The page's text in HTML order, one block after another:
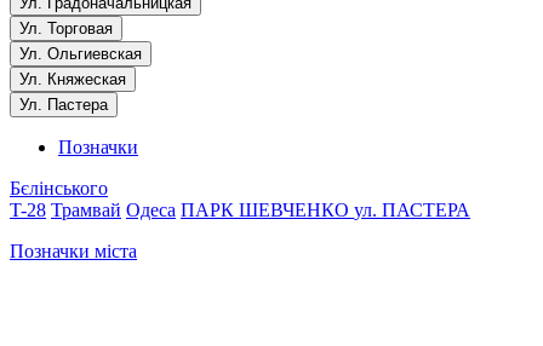
Ул. Торговая
Ул. Ольгиевская
Ул. Княжеская
Ул. Пастера
Позначки
Бєлінського
T-28 Трамвай Одеса ПАРК ШЕВЧЕНКО ул. ПАСТЕРА
Позначки міста